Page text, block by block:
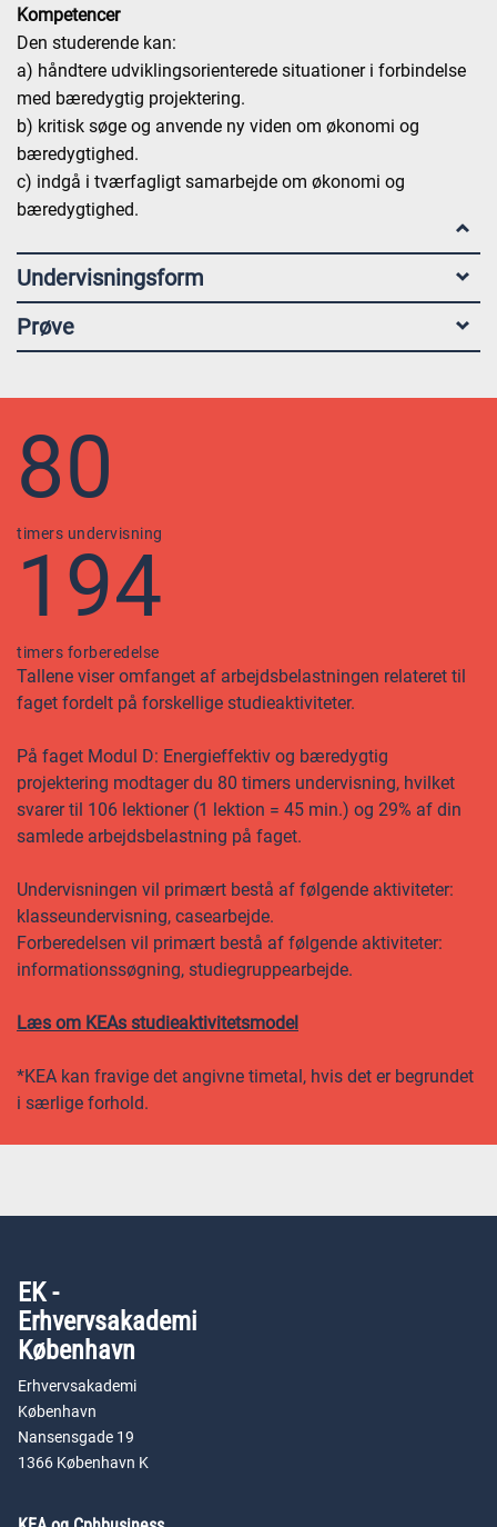
Kompetencer
Den studerende kan:
a) håndtere udviklingsorienterede situationer i forbindelse
med bæredygtig projektering.
b) kritisk søge og anvende ny viden om økonomi og
bæredygtighed.
c) indgå i tværfagligt samarbejde om økonomi og
bæredygtighed.
Undervisningsform
Prøve
80
timers undervisning
194
timers forberedelse
Tallene viser omfanget af arbejdsbelastningen relateret til
faget fordelt på forskellige studieaktiviteter.
På faget Modul D: Energieffektiv og bæredygtig
projektering modtager du 80 timers undervisning, hvilket
svarer til 106 lektioner (1 lektion = 45 min.) og 29% af din
samlede arbejdsbelastning på faget.
Undervisningen vil primært bestå af følgende aktiviteter:
klasseundervisning, casearbejde.
Forberedelsen vil primært bestå af følgende aktiviteter:
informationssøgning, studiegruppearbejde.
Læs om KEAs studieaktivitetsmodel
*KEA kan fravige det angivne timetal, hvis det er begrundet
i særlige forhold.
EK -
Erhvervsakademi
København
Erhvervsakademi
København
Nansensgade 19
1366 København K